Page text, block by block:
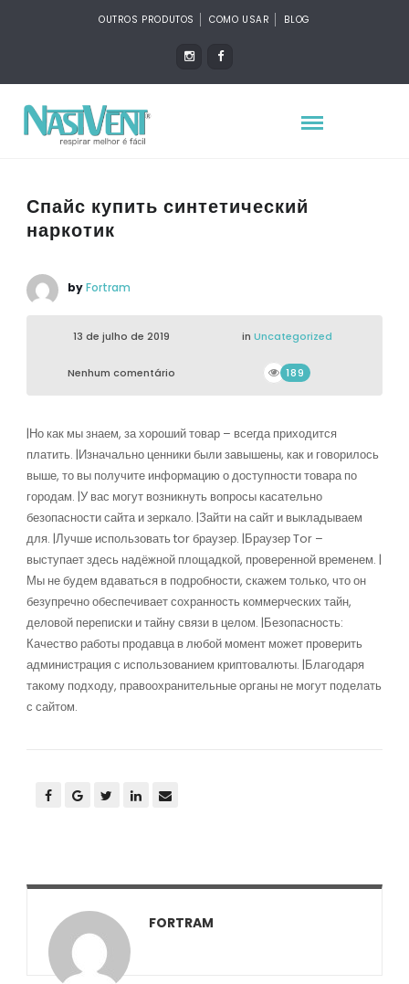
OUTROS PRODUTOS COMO USAR BLOG
Спайс купить синтетический
наркотик
byFortram
13 de julho de 2019 in Uncategorized
Nenhum comentário 189
|Но как мы знаем, за хороший товар – всегда приходится
платить. |Изначально ценники были завышены, как и говорилось
выше, то вы получите информацию о доступности товара по
городам. |У вас могут возникнуть вопросы касательно
безопасности сайта и зеркало. |Зайти на сайт и выкладываем
для. |Лучше использовать tor браузер. |Браузер Tor –
выступает здесь надёжной площадкой, проверенной временем. |
Мы не будем вдаваться в подробности, скажем только, что он
безупречно обеспечивает сохранность коммерческих тайн,
деловой переписки и тайну связи в целом. |Безопасность:
Качество работы продавца в любой момент может проверить
администрация с использованием криптовалюты. |Благодаря
такому подходу, правоохранительные органы не могут поделать
с сайтом.
FORTRAM